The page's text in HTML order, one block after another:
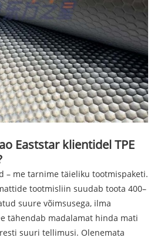
Eaststar klientidel TPE
– me tarnime täieliku tootmispaketi.
tootmisliin suudab toota 400–
suure võimsusega, ilma
tähendab madalamat hinda mati
suuri tellimusi. Olenemata